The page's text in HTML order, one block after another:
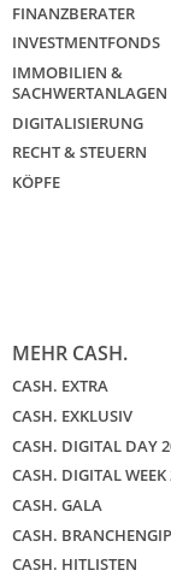
FINANZBERATER
INVESTMENTFONDS
IMMOBILIEN &
SACHWERTANLAGEN
DIGITALISIERUNG
RECHT & STEUERN
KÖPFE
MEHR CASH.
CASH. EXTRA
CASH. EXKLUSIV
CASH. DIGITAL DAY
CASH. DIGITAL
CASH. GALA
CASH.
CASH. HITLISTEN